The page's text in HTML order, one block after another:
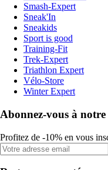
Smash-Expert
Sneak'In
Sneakids
Sport is good
Training-Fit
Trek-Expert
Triathlon Expert
Vélo-Store
Winter Expert
Abonnez-vous à notre
Profitez de -10% en vous